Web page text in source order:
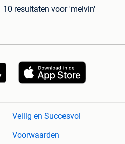
10 resultaten voor 'melvin'
Veilig en Succesvol
Voorwaarden